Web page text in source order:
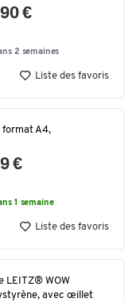
€
2 semaines
Liste des favoris
format A4,
€
1 semaine
Liste des favoris
LEITZ® WOW
avec œillet